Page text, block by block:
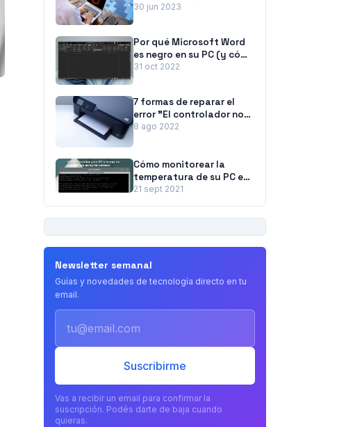
McAfee de Windows 11
30 jun 2023
Por qué Microsoft Word
es negro en su PC (y cómo
solucionarlo)
31 oct 2022
7 formas de reparar el
error "El controlador no
está disponible" de las
8 ago 2022
Cómo monitorear la
temperatura de su PC en
Linux usando lm-Sensors
21 sept 2021
Newsletter semanal
Guías y novedades de tecnología directo en tu
email.
Suscribirme
Vas a recibir un email para confirmar la
suscripción. Podés darte de baja cuando
quieras.